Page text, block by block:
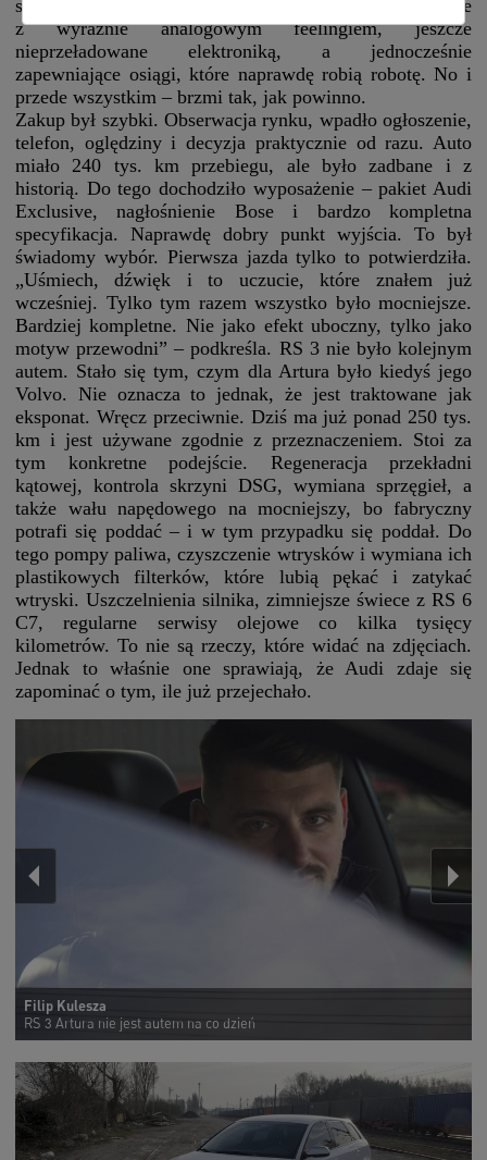
się idealnym środkiem. Pierwsze RS 3 w historii, jeszcze
z wyraźnie analogowym feelingiem, jeszcze
nieprzeładowane elektroniką, a jednocześnie
zapewniające osiągi, które naprawdę robią robotę. No i
przede wszystkim – brzmi tak, jak powinno.
Zakup był szybki. Obserwacja rynku, wpadło ogłoszenie,
telefon, oględziny i decyzja praktycznie od razu. Auto
miało 240 tys. km przebiegu, ale było zadbane i z
historią. Do tego dochodziło wyposażenie – pakiet Audi
Exclusive, nagłośnienie Bose i bardzo kompletna
specyfikacja. Naprawdę dobry punkt wyjścia. To był
świadomy wybór. Pierwsza jazda tylko to potwierdziła.
„Uśmiech, dźwięk i to uczucie, które znałem już
wcześniej. Tylko tym razem wszystko było mocniejsze.
Bardziej kompletne. Nie jako efekt uboczny, tylko jako
motyw przewodni” – podkreśla. RS 3 nie było kolejnym
autem. Stało się tym, czym dla Artura było kiedyś jego
Volvo. Nie oznacza to jednak, że jest traktowane jak
eksponat. Wręcz przeciwnie. Dziś ma już ponad 250 tys.
km i jest używane zgodnie z przeznaczeniem. Stoi za
tym konkretne podejście. Regeneracja przekładni
kątowej, kontrola skrzyni DSG, wymiana sprzęgieł, a
także wału napędowego na mocniejszy, bo fabryczny
potrafi się poddać – i w tym przypadku się poddał. Do
tego pompy paliwa, czyszczenie wtrysków i wymiana ich
plastikowych filterków, które lubią pękać i zatykać
wtryski. Uszczelnienia silnika, zimniejsze świece z RS 6
C7, regularne serwisy olejowe co kilka tysięcy
kilometrów. To nie są rzeczy, które widać na zdjęciach.
Jednak to właśnie one sprawiają, że Audi zdaje się
zapominać o tym, ile już przejechało.
Filip Kulesza
RS 3 Artura nie jest autem na co dzień